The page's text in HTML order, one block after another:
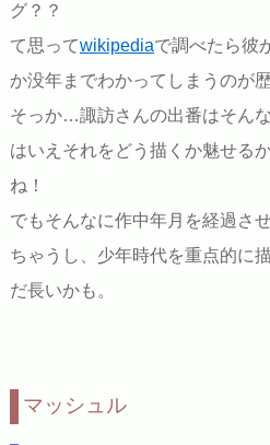
グ？？
て思ってwikipediaで調べたら彼
か没年までわかってしまうのが
そっか…諏訪さんの出番はそん
はいえそれをどう描くか魅せる
ね！
でもそんなに作中年月を経過さ
ちゃうし、少年時代を重点的に
だ長いかも。
マッシュル